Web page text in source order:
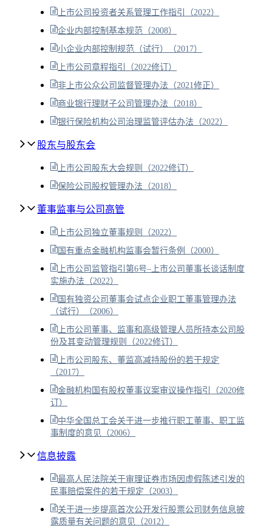
上市公司投资者关系管理工作指引（2022）
企业内部控制基本规范（2008）
小企业内部控制规范（试行）（2017）
上市公司章程指引（2022修订）
非上市公众公司监督管理办法（2021修正）
商业银行理财子公司管理办法（2018）
银行保险机构公司治理监管评估办法（2022）
股东与股东会
上市公司股东大会规则（2022修订）
保险公司股权管理办法（2018）
董事监事与公司高管
上市公司独立董事规则（2022）
国有重点金融机构监事会暂行条例（2000）
上市公司监管指引第6号–上市公司董事长谈话制度
实施办法（2022）
国有独资公司董事会试点企业职工董事管理办法
（试行）（2006）
上市公司董事、监事和高级管理人员所持本公司股
份及其变动管理规则（2022修订）
上市公司股东、董监高减持股份的若干规定
（2017）
金融机构国有股权董事议案审议操作指引（2020修
订）
中华全国总工会关于进一步推行职工董事、职工监
事制度的意见（2006）
信息披露
最高人民法院关于审理证券市场因虚假陈述引发的
民事赔偿案件的若干规定（2003）
关于进一步提高首次公开发行股票公司财务信息披
露质量有关问题的意见（2012）